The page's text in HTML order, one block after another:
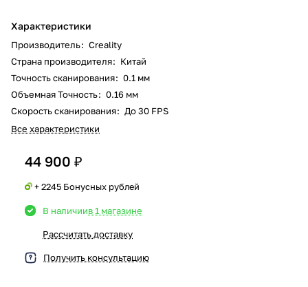
Характеристики
Производитель: Creality
Страна производителя: Китай
Точность сканирования: 0.1 мм
Объемная Точность: 0.16 мм
Скорость сканирования: До 30 FPS
Все характеристики
44 900 ₽
+ 2245 Бонусных рублей
В наличиив 1 магазине
Рассчитать доставку
Получить консультацию